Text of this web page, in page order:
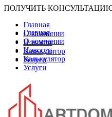
ПОЛУЧИТЬ
Главная
О компании
Новости
Калькулятор
Услуги
Главная
О компании
Новости
Калькулятор
Услуги